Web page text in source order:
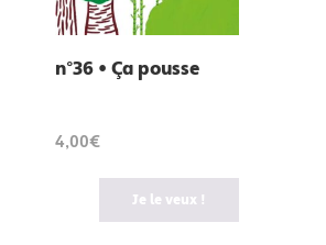
n°36 • Ça pousse
4,00€
Je le veux !